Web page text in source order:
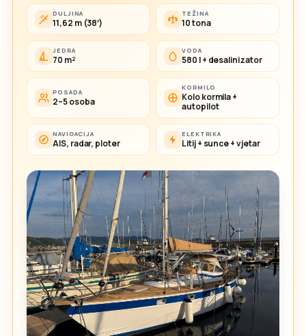
DULJINA
11,62 m (38′)
TEŽINA
10 tona
JEDRA
70 m²
VODA
580 l + desalinizator
POSADA
2–5 osoba
KORMILO
Kolo kormila +
autopilot
NAVIGACIJA
AIS, radar, ploter
ELEKTRIKA
Litij + sunce + vjetar